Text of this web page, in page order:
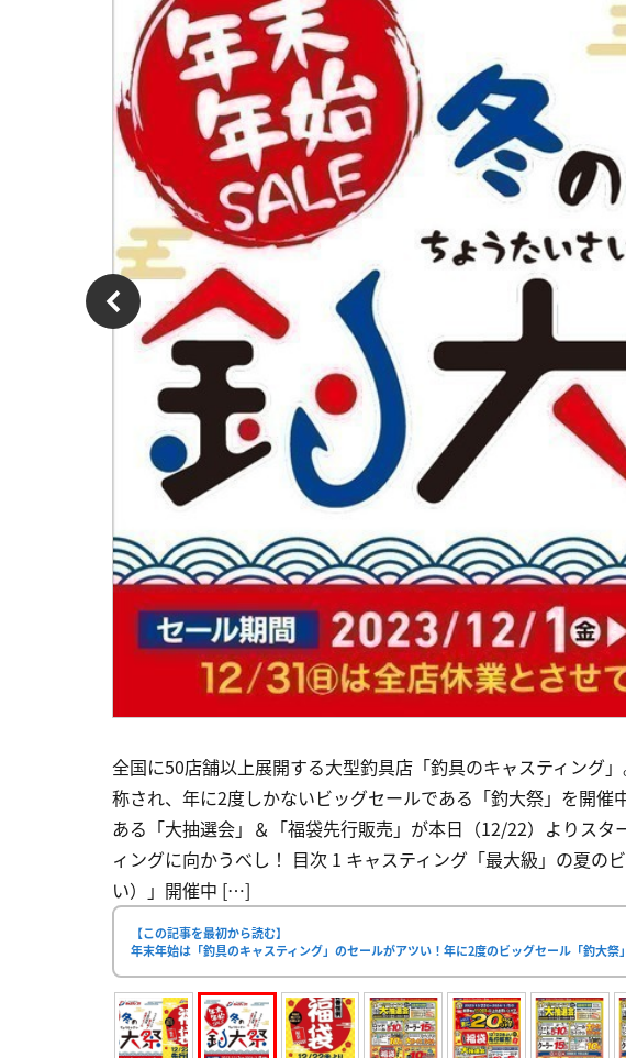
全国に50店舗以上展開する大型釣具店「釣具のキャスティング
称され、年に2度しかないビッグセールである「釣大祭」を開催
ある「大抽選会」＆「福袋先行販売」が本日（12/22）よりス
ィングに向かうべし！ 目次 1 キャスティング「最大級」の夏の
い）」開催中 […]
【この記事を最初から読む】
年末年始は「釣具のキャスティング」のセールがアツい！年に2度のビッグセール「釣大祭